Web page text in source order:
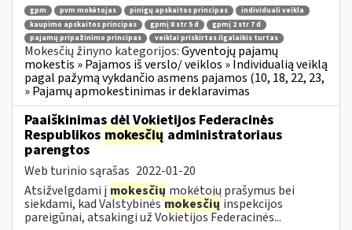
gpm pvm mokėtojas pinigų apskaitos principas
individuali veikla
kaupimo apskaitos principas
gpmį 8 str 5 d
gpmį 2 str 7 d
pajamų pripažinimo principas
veiklai priskirtas ilgalaikis turtas
Mokesčių žinyno kategorijos:Gyventojų pajamų
mokestis » Pajamos iš verslo/ veiklos » Individualią veiklą
pagal pažymą vykdančio asmens pajamos (10, 18, 22, 23,
» Pajamų apmokestinimas ir deklaravimas
Paaiškinimas dėl Vokietijos Federacinės
Respublikos mokesčių administratoriaus
parengtos
Web turinio sąrašas 2022-01-20
Atsižvelgdami į mokesčių mokėtojų prašymus bei
siekdami, kad Valstybinėsmokesčių inspekcijos
pareigūnai, atsakingi už Vokietijos Federacinės...